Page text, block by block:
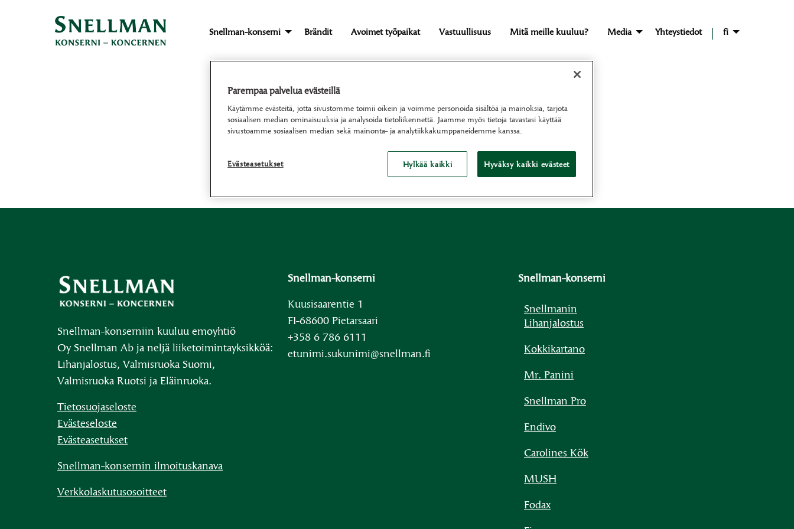
Snellman-konserni Brändit Avoimet työpaikat Vastuullisuus Mitä meille kuuluu? Media Yhteystiedot | fi
Kirjolohi
Snellman-konserniin kuuluu emoyhtiö
Oy Snellman Ab ja neljä liiketoimintayksikköä:
Lihanjalostus, Valmisruoka Suomi,
Valmisruoka Ruotsi ja Eläinruoka.
Tietosuojaseloste
Evästeseloste
Evästeasetukset
Snellman-konsernin ilmoituskanava
Verkkolaskutusosoitteet
Snellman-konserni
Kuusisaarentie 1
FI-68600 Pietarsaari
+358 6 786 6111
etunimi.sukunimi@snellman.fi
Snellman-konserni
Snellmanin
Lihanjalostus
Kokkikartano
Mr. Panini
Snellman Pro
Endivo
Carolines Kök
MUSH
Fodax
Parempaa palvelua evästeillä
Käytämme evästeitä, jotta sivustomme toimii oikein ja voimme personoida sisältöä ja mainoksia, tarjota
sosiaalisen median ominaisuuksia ja analysoida tietoliikennettä. Jaamme myös tietoja tavastasi käyttää
sivustoamme sosiaalisen median sekä mainonta- ja analytiikkakumppaneidemme kanssa.
Evästeasetukset Hylkää kaikki Hyväksy kaikki evästeet